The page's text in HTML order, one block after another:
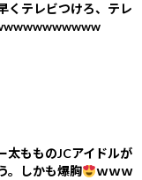
くテレビつけろ、テレ
太もものJCアイドルが
。しかも爆胸
ｗｗｗ